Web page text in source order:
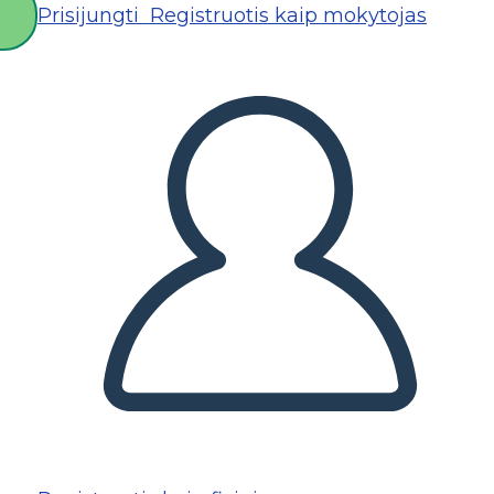
Prisijungti Registruotis kaip mokytojas